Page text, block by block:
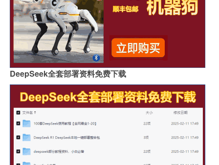
DeepSeek全套部署资料免费下载